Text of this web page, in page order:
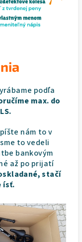
podľa
max. do
nám to v
to vedeli
bankovým
až po prijatí
stačí
ísť.